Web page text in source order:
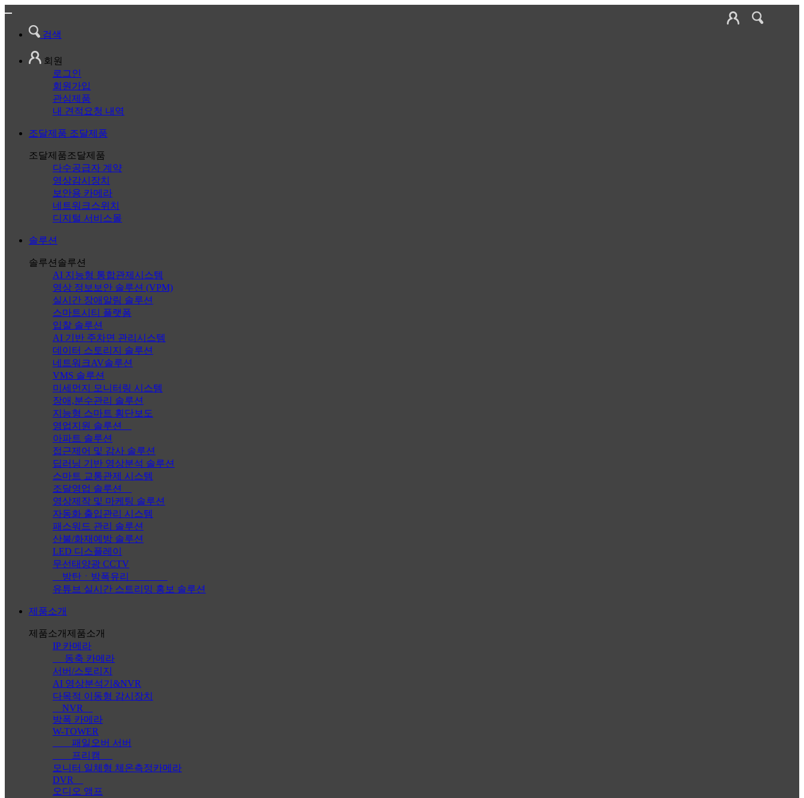
검색
회원
로그인
회원가입
관심제품
내 견적요청 내역
조달제품 조달제품
조달제품조달제품
다수공급자 계약
영상감시장치
보안용 카메라
네트워크스위치
디지털 서비스몰
솔루션
솔루션 솔루션
AI 지능형 통합관제시스템
영상 정보보안 솔루션 (VPM)
실시간 장애알림 솔루션
스마트시티 플랫폼
입찰 솔루션
AI 기반 주차면 관리시스템
데이터 스토리지 솔루션
네트워크AV솔루션
VMS 솔루션
미세먼지 모니터링 시스템
장애,분수관리 솔루션
지능형 스마트 횡단보도
영업지원 솔루션
아파트 솔루션
접근제어 및 감사 솔루션
딥러닝 기반 영상분석 솔루션
스마트 교통관제 시스템
조달영업 솔루션
영상제작 및 마케팅 솔루션
자동화 출입관리 시스템
패스워드 관리 솔루션
산불/화재예방 솔루션
LED 디스플레이
무선태양광 CCTV
방탄ㆍ방폭유리
유튜브 실시간 스트리밍 홍보 솔루션
제품소개
제품소개제품소개
IP 카메라
동축 카메라
서버/스토리지
AI 영상분석기&NVR
다목적 이동형 감시장치
NVR
방폭 카메라
W-TOWER
패일오버 서버
프리캠
모니터 일체형 체온측정카메라
DVR
오디오 앰프